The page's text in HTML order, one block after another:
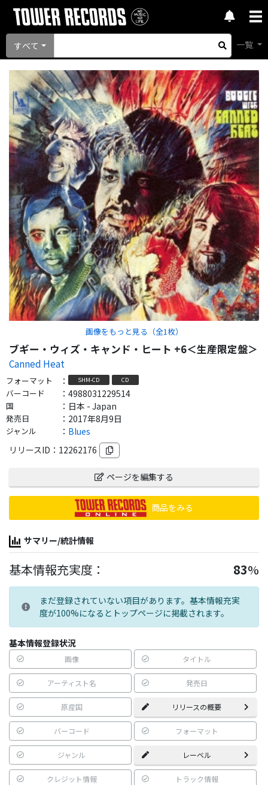
すべて 一覧
画像をもっと見る（全1 枚）
ブギー・ウィズ・キャンド・ヒート +6＜生産限定盤＞
Canned Heat
フォーマット ： SHM-CD CD
バーコード ： 4988031229514
国 ： 日本 - Japan
発売日 ： 2017年8月9日
ジャンル ： Blues
リリースID： 12262176
ページを編集する
商品をみる
サマリー/統計情報
基本情報充実度： 83%
まだ登録されていない項目があります。基本情報充実
度が100%になるとトップページに掲載されます。
基本情報登録状況
画像 タイトル
アーティスト名 発売日
原産国 リリースの概要
バーコード フォーマット
ジャンル レーベル
クレジット情報 トラック情報